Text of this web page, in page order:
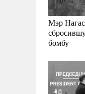
Мэр
бомбу